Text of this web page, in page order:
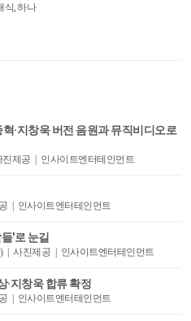
식, 하나
혁·지창욱 버전 음원과 뮤직비디오로
제공 | 인사이트엔터테인먼트
| 인사이트엔터테인먼트
'로 눈길
| 사진제공 | 인사이트엔터테인먼트
·지창욱 합류 확정
| 인사이트엔터테인먼트